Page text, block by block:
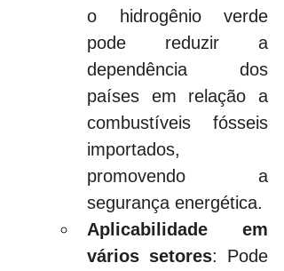
o hidrogênio verde
pode reduzir a
dependência dos
países em relação a
combustíveis fósseis
importados,
promovendo a
segurança energética.
Aplicabilidade em
vários setores: Pode